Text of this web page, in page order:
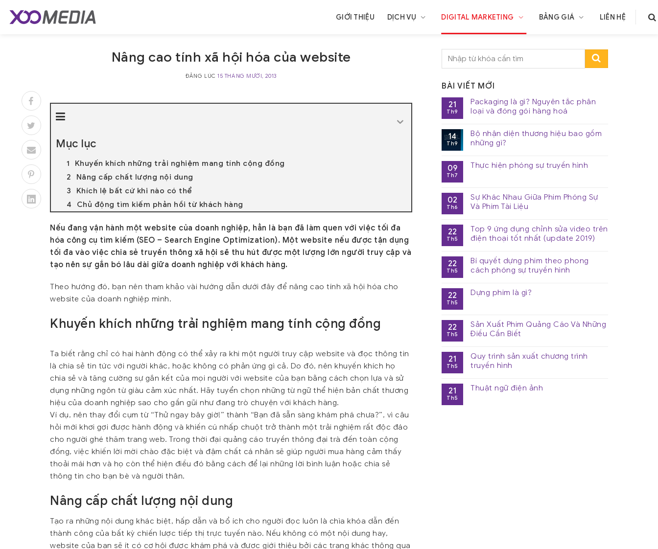
GIỚI THIỆU DỊCH VỤ DIGITAL MARKETING BẢNG GIÁ LIÊN HỆ
Nâng cao tính xã hội hóa của website
ĐĂNG LÚC15 THÁNG MƯỜI, 2013
Mục lục
Khuyến khích những trải nghiệm mang tính cộng đồng
Nâng cấp chất lượng nội dung
Khích lệ bất cứ khi nào có thể
Chủ động tìm kiếm phản hồi từ khách hàng
Nếu đang vận hành một website của doanh nghiệp, hẳn là bạn đã làm quen với việc tối đa
hóa công cụ tìm kiếm (SEO – Search Engine Optimization). Một website nếu được tận dụng
tối đa vào việc chia sẻ truyền thông xã hội sẽ thu hút được một lượng lớn người truy cập và
tạo nên sự gắn bó lâu dài giữa doanh nghiệp với khách hàng.
Theo hướng đó, bạn nên tham khảo vài hướng dẫn dưới đây để nâng cao tính xã hội hóa cho
website của doanh nghiệp mình.
Khuyến khích những trải nghiệm mang tính cộng đồng
Ta biết rằng chỉ có hai hành động có thể xảy ra khi một người truy cập website và đọc thông tin
là chia sẻ tin tức với người khác, hoặc không có phản ứng gì cả. Do đó, nên khuyến khích họ
chia sẻ và tăng cường sự gắn kết của mọi người với website của bạn bằng cách chọn lựa và sử
dụng những ngôn từ giàu cảm xúc nhất. Hãy tuyển chọn những từ ngữ thể hiện bản chất thương
hiệu của doanh nghiệp sao cho gần gũi như đang trò chuyện với khách hàng.
Ví dụ, nên thay đổi cụm từ “Thử ngay bây giờ!” thành “Bạn đã sẵn sàng khám phá chưa?”, vì câu
hỏi mới khơi gợi được hành động và khiến cú nhấp chuột trở thành một trải nghiệm rất độc đáo
cho người ghé thăm trang web. Trong thời đại quảng cáo truyền thông đại trà đến toàn cộng
đồng, việc khiến lời mời chào đặc biệt và đậm chất cá nhân sẽ giúp người mua hàng cảm thấy
thoải mái hơn và họ còn thể hiện điều đó bằng cách để lại những lời bình luận hoặc chia sẻ
thông tin cho bạn bè và người thân.
Nâng cấp chất lượng nội dung
Tạo ra những nội dung khác biệt, hấp dẫn và bổ ích cho người đọc luôn là chìa khóa dẫn đến
thành công của bất kỳ chiến lược tiếp thị trực tuyến nào. Nếu không có một nội dung hay,
website của bạn sẽ ít có cơ hội được khám phá và được giới thiệu bởi các trang khác thông qua
BÀI VIẾT MỚI
21
Th9
Packaging là gì? Nguyên tắc phân
loại và đóng gói hàng hoá
14
Th9
Bộ nhận diện thương hiệu bao gồm
những gì?
09
Th7
Thực hiện phóng sự truyền hình
02
Th6
Sự Khác Nhau Giữa Phim Phóng Sự
Và Phim Tài Liệu
22
Th5
Top 9 ứng dụng chỉnh sửa video trên
điện thoại tốt nhất (update 2019)
22
Th5
Bí quyết dựng phim theo phong
cách phóng sự truyền hình
22
Th5
Dựng phim là gì?
22
Th5
Sản Xuất Phim Quảng Cáo Và Những
Điều Cần Biết
21
Th5
Quy trình sản xuất chương trình
truyền hình
21
Th5
Thuật ngữ điện ảnh